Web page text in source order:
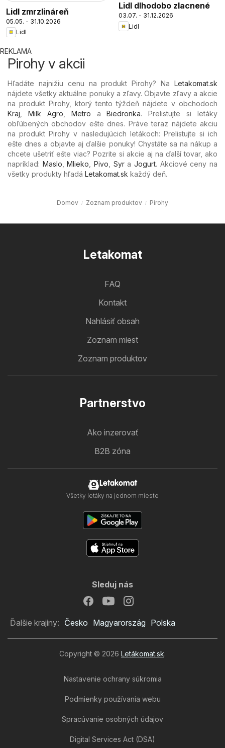
Lidl zmrzlináreň
05.05. - 31.10.2026
Lidl
Lidl dlhodobo zlacnené
03.07. - 31.12.2026
Lidl
REKLAMA
Pirohy v akcii
Hľadáte najnižiu cenu na produkt Pirohy? Na Letakomat.sk
nájdete všetky aktuálne ponuky a zľavy. Objavte zľavy a akcie
na produkt Pirohy, ktorý tento týždeň nájdete v obchodoch
Kraj
Milk Agro Metro aBiedronka. Prelistujte si letáky
obľúbenýchobchodov ešte dnes. Práve teraz nájdete akciu
na produkt Pirohy v nasledujúcich letákoch: Prelistujte si ich
ešte dnes a objavte aj ďalšie ponuky! Chystáte sa na nákup a
chcete ušetriť ešte viac? Pozrite si akcie aj na ďalší tovar, ako
napríklad: Maslo ,Mlieko ,Pivo SyraJogurt. Akciové ceny na
všetky produkty hľadá Letakomat.sk každý deň.
Domov Zoznam produktov Pirohy
Letakomat
FAQ
Kontakt
Nahlásiť obsah
Zoznam miest
Zoznam produktov
Partnerstvo
Ako inzerovať
B2B zóna
Letakomat
Všetky letáky na jednom mieste
Sleduj nás
Ďalšie krajiny: Česko Magyarország Polska
Copyright © 2026 Letákomat.sk.
Nastavenie ochrany súkromia
Podmienky používania webu
Spracúvanie osobných údajov
Digital Services Act (DSA)